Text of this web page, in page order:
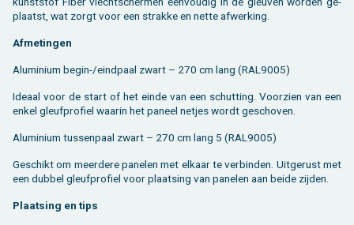
plaatst, wat zorgt voor een strak­ke en nette af­wer­king.
Af­me­tin­gen
Alu­mi­ni­um begin-/eind­paal zwart – 270 cm lang (RAL9005)
Ide­aal voor de start of het einde van een schut­ting. Voor­zien van een
enkel gleuf­pro­fiel waar­in het pa­neel net­jes wordt ge­scho­ven.
Alu­mi­ni­um tus­sen­paal zwart – 270 cm lang 5 (RAL9005)
Ge­schikt om meer­de­re pa­ne­len met el­kaar te ver­bin­den. Uit­ge­rust met
een dub­bel gleuf­pro­fiel voor plaat­sing van pa­ne­len aan beide zij­den.
Plaat­sing en tips